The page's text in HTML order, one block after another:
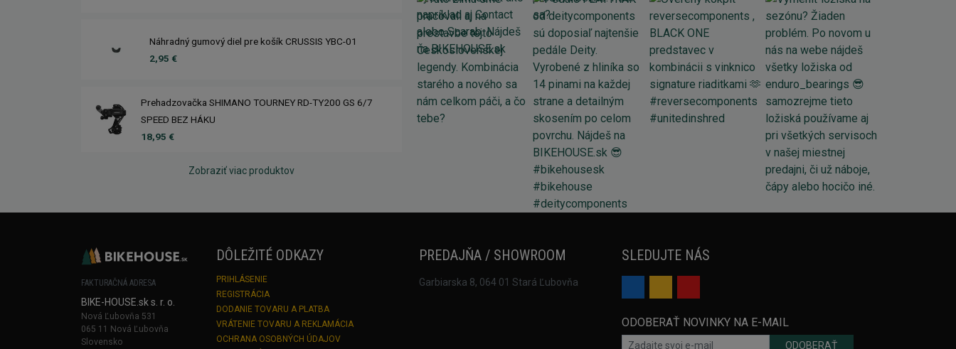
Náhradný gumový diel pre košík CRUSSIS YBC-01
2,95 €
Prehadzovačka SHIMANO TOURNEY RD-TY200 GS 6/7
SPEED BEZ HÁKU
18,95 €
Zobraziť viac produktov
FAKTURAČNÁ ADRESA
BIKE-HOUSE.sk s. r. o.
Nová Ľubovňa 531
065 11 Nová Ľubovňa
Slovensko
DÔLEŽITÉ ODKAZY
PRIHLÁSENIE
REGISTRÁCIA
DODANIE TOVARU A PLATBA
VRÁTENIE TOVARU A REKLAMÁCIA
OCHRANA OSOBNÝCH ÚDAJOV
PREDAJŇA / SHOWROOM
Garbiarska 8, 064 01 Stará Ľubovňa
SLEDUJTE NÁS
ODOBERAŤ NOVINKY NA E-MAIL
ODOBERAŤ